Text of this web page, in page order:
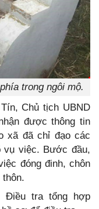
trong ngôi mộ.
Chủ tịch UBND
được thông tin
xã đã chỉ đạo các
vụ việc. Bước đầu,
đóng đinh, chôn
Điều tra tổng hợp